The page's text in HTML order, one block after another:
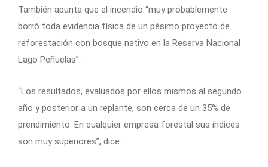
También apunta que el incendio “muy probablemente
borró toda evidencia física de un pésimo proyecto de
reforestación con bosque nativo en la Reserva Nacional
Lago Peñuelas”.
“Los resultados, evaluados por ellos mismos al segundo
año y posterior a un replante, son cerca de un 35% de
prendimiento. En cualquier empresa forestal sus índices
son muy superiores”, dice.